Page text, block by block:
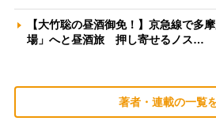
【大竹聡の昼酒御免！】京急線で多
場」へと昼酒旅 押し寄せるノス…
著者・連載の一覧